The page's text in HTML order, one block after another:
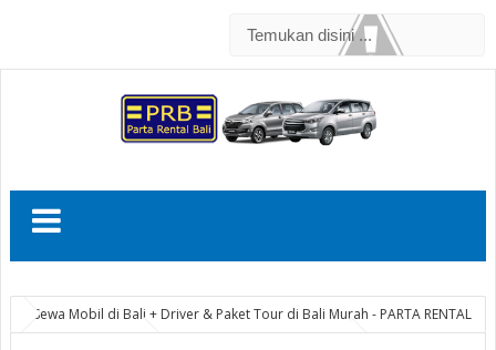
Sewa Mobil di Bali + Driver & Paket Tour di Bali Murah - PARTA RENTAL
rental APV Bali
rental APV Plus Driver BBM
Rental Mobil